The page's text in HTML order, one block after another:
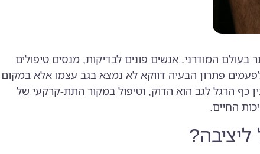
המודרני. אנשים פונים לבדיקות, מנסים טיפולים
פתרון הבעיה דווקא לא נמצא בגב עצמו אלא במקום
כף הרגל לגב הוא הדוק, וטיפול במקור התת-קרקעי של
החיים.